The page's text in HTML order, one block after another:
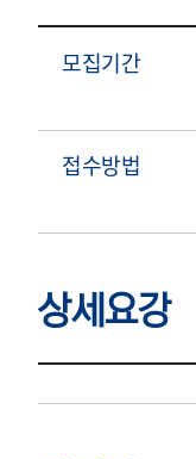
모집기간
접수방법
상세요강
상세요강